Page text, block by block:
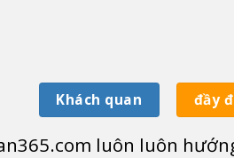
Khách quan đầy
luôn luôn